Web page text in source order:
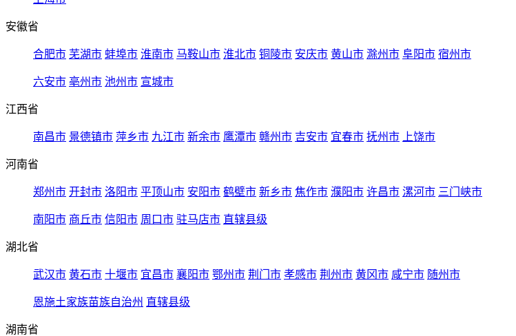
安徽省
合肥市 芜湖市 蚌埠市 淮南市 马鞍山市 淮北市 铜陵市 安庆市 黄山市 滁州市 阜阳市 宿州市
六安市 亳州市 池州市 宣城市
江西省
南昌市 景德镇市 萍乡市 九江市 新余市 鹰潭市 赣州市 吉安市 宜春市 抚州市 上饶市
河南省
郑州市 开封市 洛阳市 平顶山市 安阳市 鹤壁市 新乡市 焦作市 濮阳市 许昌市 漯河市 三门峡市
南阳市 商丘市 信阳市 周口市 驻马店市 直辖县级
湖北省
武汉市 黄石市 十堰市 宜昌市 襄阳市 鄂州市 荆门市 孝感市 荆州市 黄冈市 咸宁市 随州市
恩施土家族苗族自治州 直辖县级
湖南省